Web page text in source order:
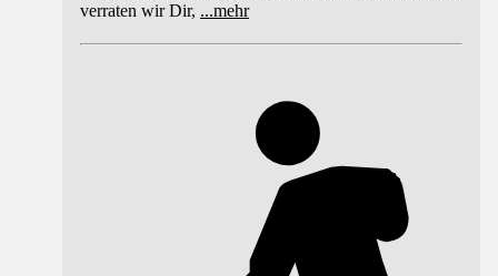
verraten wir Dir, ...mehr